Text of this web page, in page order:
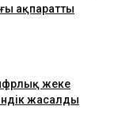
ақпаратты
жеке
жасалды